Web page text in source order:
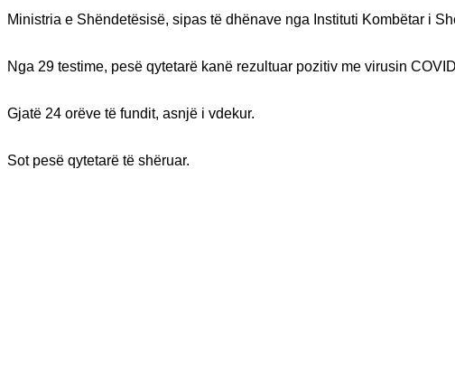
Ministria e Shëndetësisë, sipas të dhënave nga Instituti Kombëtar i
Nga 29 testime, pesë qytetarë kanë rezultuar pozitiv me virusin
Gjatë 24 orëve të fundit, asnjë i vdekur.
Sot pesë qytetarë të shëruar.